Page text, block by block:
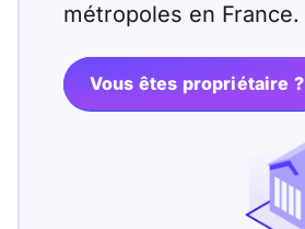
métropoles en France.
Vous êtes propriétaire ?